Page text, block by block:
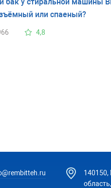
или спаеный?
4,8
140150,